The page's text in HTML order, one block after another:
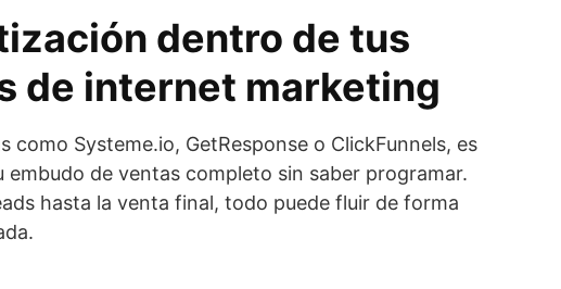
dentro de tus
de internet marketing
como Systeme.io, GetResponse o ClickFunnels, es
embudo de ventas completo sin saber programar.
hasta la venta final, todo puede fluir de forma